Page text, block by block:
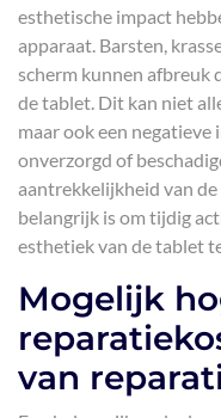
esthetische impact
apparaat. Barsten,
scherm kunnen afbreuk
de tablet. Dit kan niet
maar ook een
onverzorgd of
aantrekkelijkheid van
belangrijk is om tijdig
esthetiek van de tablet
Mogelijk
van